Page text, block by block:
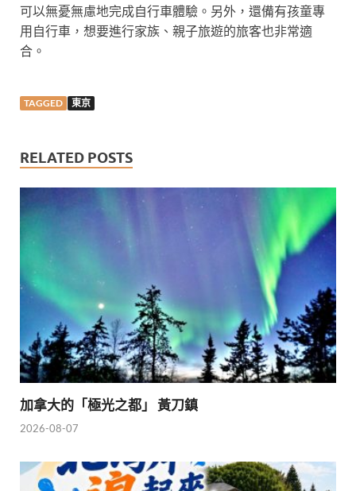
可以無憂無慮地完成自行車體驗。另外，還備有孩童專
用自行車，想要進行家族、親子旅遊的旅客也非常適
合。
TAGGED 東京
RELATED POSTS
加拿大的「極光之都」 黃刀鎮
2026-08-07